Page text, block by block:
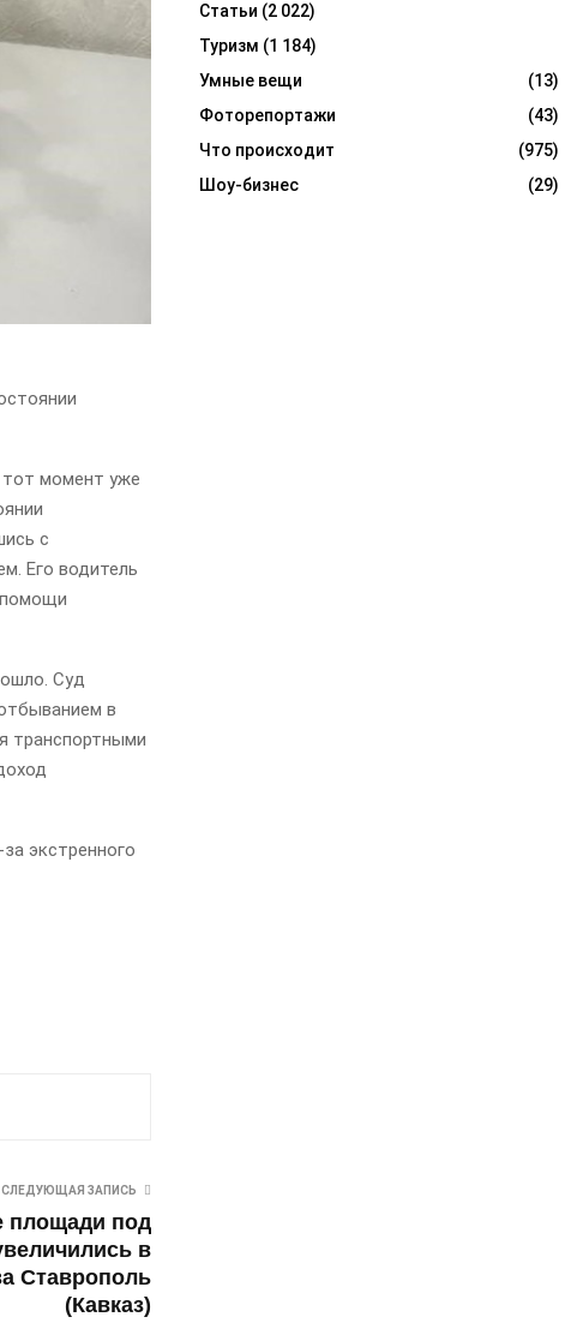
тот момент уже
с
Его водитель
помощи
Суд
в
транспортными
экстренного
СЛЕДУЮЩАЯ ЗАПИСЬ
площади под
в
Ставрополь
(Кавказ)
Статьи (2 022)
Туризм (1 184)
Умные вещи
(13)
Фоторепортажи
(43)
Что происходит
(975)
Шоу-бизнес
(29)